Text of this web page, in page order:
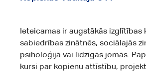
Ieteicamas ir augstākās izglītības
sabiedrības zinātnēs, sociālajās
psiholoģijā vai līdzīgās jomās.
kursi par kopienu attīstību,